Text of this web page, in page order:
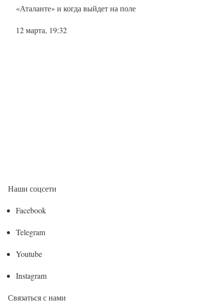
«Аталанте» и когда выйдет на поле
12 марта, 19:32
Наши соцсети
Facebook
Telegram
Youtube
Instagram
Связаться с нами